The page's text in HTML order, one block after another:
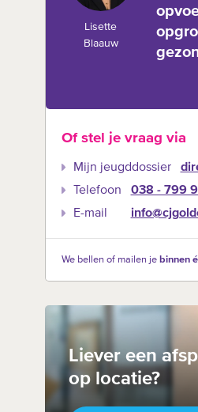
Lisette
Blaauw
Of stel je vraag via
Mijn jeugddossier
Telefoon
038 - 799
E-mail
We bellen of mailen je binnen
Liever een
op locatie?